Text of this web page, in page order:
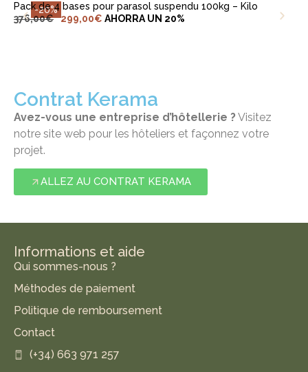
-20%
Pack de 4 bases pour parasol suspendu 100kg – Kilo
376,00€ 299,00€ AHORRA UN 20%
Contrat Kerama
Avez-vous une entreprise d’hôtellerie ? Visitez
notre site web pour les hôteliers et façonnez votre
projet.
ALLEZ AU CONTRAT KERAMA
Informations et aide
Qui sommes-nous ?
Méthodes de paiement
Politique de remboursement
Contact
(+34) 663 971 257